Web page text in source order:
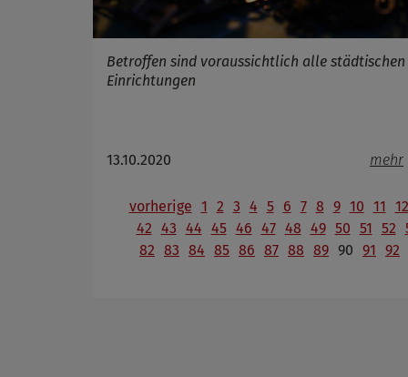
Betroffen sind voraussichtlich alle städtischen
Einrichtungen
13.10.2020 mehr
vorherige 1 2 3 4 5 6 7 8 9 10 11 12
42 43 44 45 46 47 48 49 50 51 52
82 83 84 85 86 87 88 89 90 91 92